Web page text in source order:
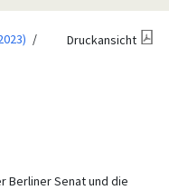
Druckansicht
Berliner Senat und die